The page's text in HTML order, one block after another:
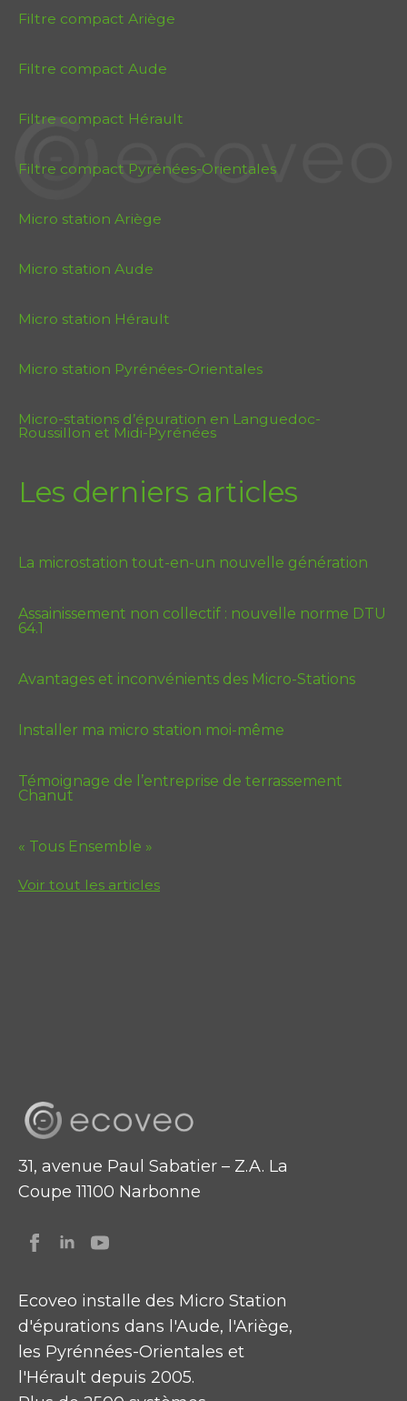
Filtre compact Ariège
Filtre compact Aude
Filtre compact Hérault
Filtre compact Pyrénées-Orientales
Micro station Ariège
Micro station Aude
Micro station Hérault
Micro station Pyrénées-Orientales
Micro-stations d’épuration en Languedoc-
Roussillon et Midi-Pyrénées
Les derniers articles
La microstation tout-en-un nouvelle génération
Assainissement non collectif : nouvelle norme DTU
64.1
Avantages et inconvénients des Micro-Stations
Installer ma micro station moi-même
Témoignage de l’entreprise de terrassement
Chanut
« Tous Ensemble »
Voir tout les articles
31, avenue Paul Sabatier – Z.A. La
Coupe 11100 Narbonne
Ecoveo installe des Micro Station
d'épurations dans l'Aude, l'Ariège,
les Pyrénnées-Orientales et
l'Hérault depuis 2005.